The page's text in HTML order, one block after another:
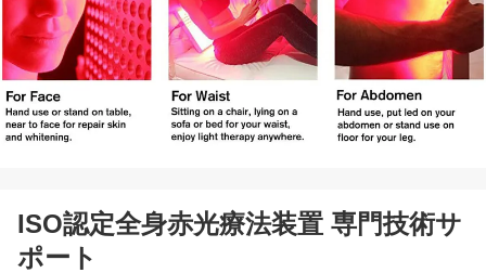
ISO認定全身赤光療法装置 専門技術サ
ポート